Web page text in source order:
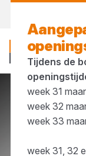
Tijdens de
week 31
week 32
week 33
week 31, 32